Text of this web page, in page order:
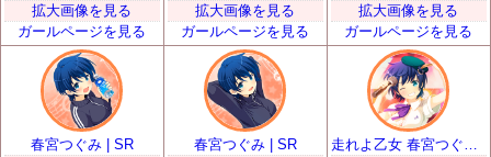
拡大画像を見る
ガールページを見る
拡大画像を見る
ガールページを見る
拡大画像を見る
ガールページを見る
春宮つぐみ | SR
春宮つぐみ | SR